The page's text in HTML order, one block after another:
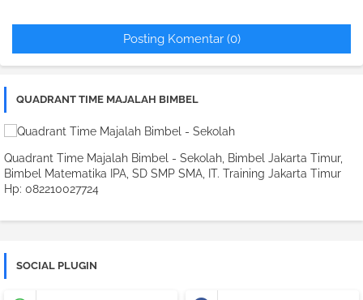
Posting Komentar (0)
QUADRANT TIME MAJALAH BIMBEL
Quadrant Time Majalah Bimbel - Sekolah, Bimbel Jakarta Timur,
Bimbel Matematika IPA, SD SMP SMA, IT. Training Jakarta Timur
Hp: 082210027724
SOCIAL PLUGIN